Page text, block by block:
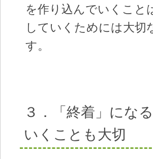
を作り込んでいくこと
していくためには大
す。
３．「終着」にな
いくことも大切